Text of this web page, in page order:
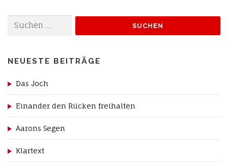
nach:
NEUESTE BEITRÄGE
Das Joch
Einander den Rücken freihalten
Aarons Segen
Klartext